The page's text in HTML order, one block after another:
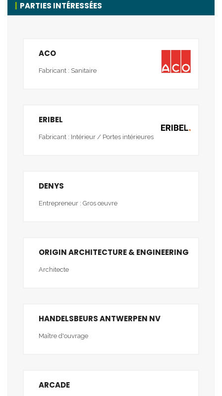
PARTIES INTÉRESSÉES
ACO
Fabricant : Sanitaire
ERIBEL
Fabricant : Intérieur / Portes intérieures
DENYS
Entrepreneur : Gros œuvre
ORIGIN ARCHITECTURE & ENGINEERING
Architecte
HANDELSBEURS ANTWERPEN NV
Maître d'ouvrage
ARCADE